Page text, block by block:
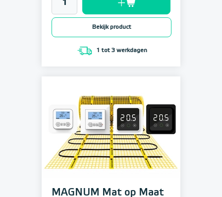
Bekijk product
1 tot 3 werkdagen
MAGNUM Mat op Maat